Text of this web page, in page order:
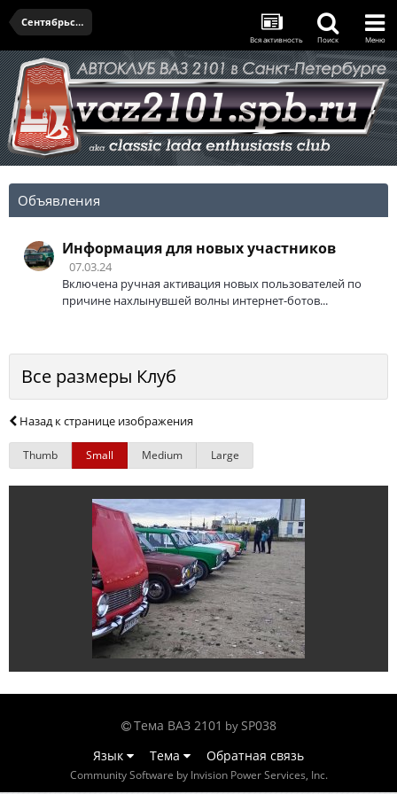
Сентябрьская встреча - 18.09.2025
Вся активность Поиск Меню
Объявления
Информация для новых участников
07.03.24
Включена ручная активация новых пользователей по
причине нахлынувшей волны интернет-ботов...
Все размеры Клуб
Назад к странице изображения
Thumb Small Medium Large
Тема ВАЗ 2101 by SP038
Язык
Тема Обратная связь
Community Software by Invision Power Services, Inc.